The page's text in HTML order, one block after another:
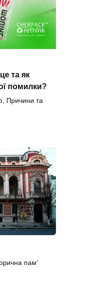
та як
помилки?
Причини та
пам’